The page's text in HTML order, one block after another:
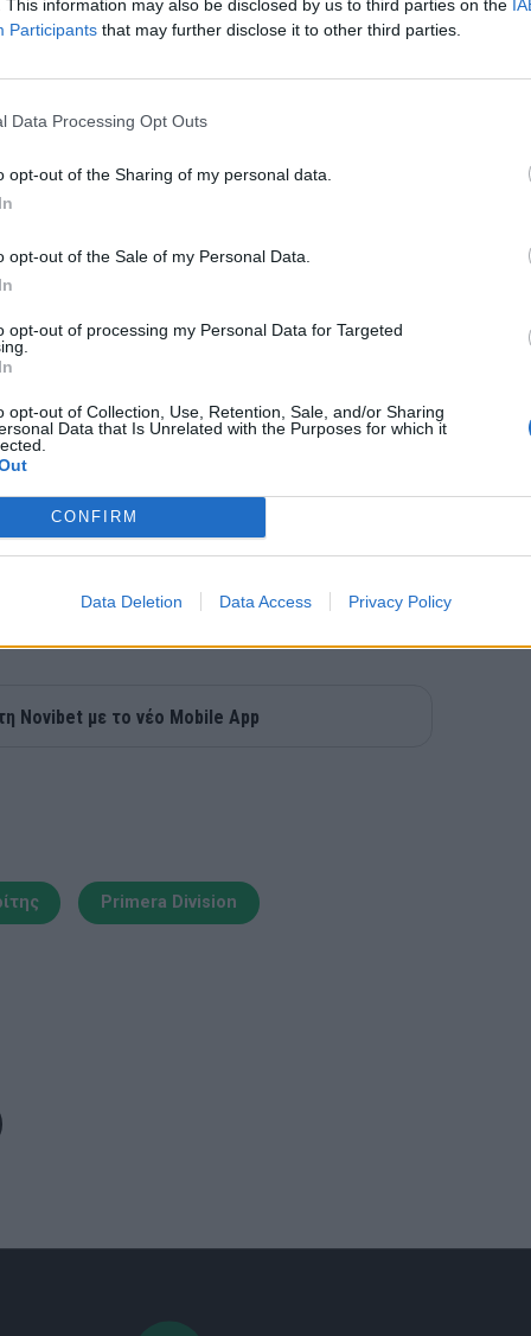
This information may also be disclosed by us to third parties on the
Participants that may further disclose it to other third parties.
Data Processing Opt Outs
opt-out of the Sharing of my personal data.
opt-out of the Sale of my Personal Data.
opt-out of processing my Personal Data for Targeted
opt-out of Collection, Use, Retention, Sale, and/or Sharing
Data that Is Unrelated with the Purposes for which it
CONFIRM
Data Deletion Data Access Privacy Policy
και έχει συμβόλαιο μέχρι το
βέβαια, τα σενάρια περί αποχώρησής
σεζόν οι εμφανίσεις της ομάδας
την επιτυχία του 2021 όταν κέρδισε
για να παραμείνει στις ευρωπαϊκές
League, τερματίζοντας στην
Novibet με το νέο Mobile App
Primera Division